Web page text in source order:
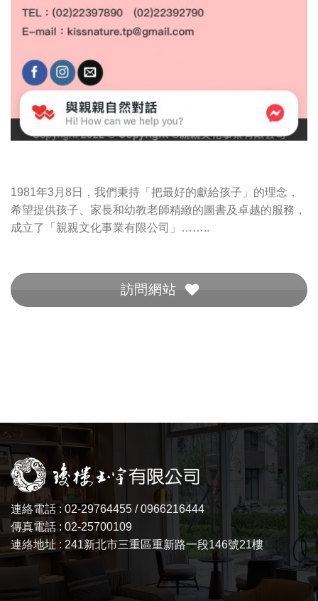
1981年3月8日，我們秉持「把最好的獻給孩子」的理念，
希望提供孩子、家長和幼教老師精緻的圖書及卓越的服務，
成立了「親親文化事業有限公司」……..
訪問網站
連絡電話 : 02-29764455 / 0966216444
傳真電話 : 02-25700109
連絡地址 : 241新北市三重區重新路一段146號21樓